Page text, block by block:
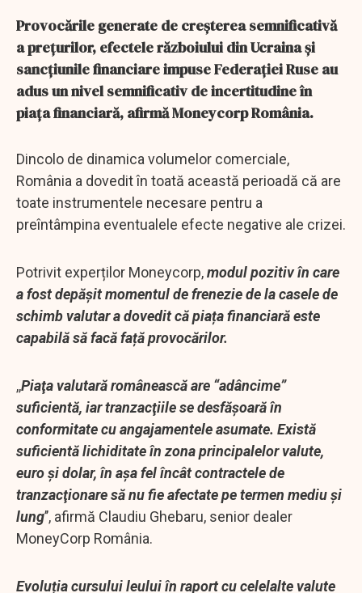
Provocările generate de creșterea semnificativă
a prețurilor, efectele războiului din Ucraina şi
sancţiunile financiare impuse Federaţiei Ruse au
adus un nivel semnificativ de incertitudine în
piața financiară, afirmă Moneycorp România.
Dincolo de dinamica volumelor comerciale,
România a dovedit în toată această perioadă că are
toate instrumentele necesare pentru a
preîntâmpina eventualele efecte negative ale crizei.
Potrivit experților Moneycorp,modul pozitiv în care
a fost depășit momentul de frenezie de la casele de
schimb valutar a dovedit că piața financiară este
capabilă să facă față provocărilor.
,,Piaţa valutară românească are “adâncime”
suficientă, iar tranzacţiile se desfăşoară în
conformitate cu angajamentele asumate. Există
suficientă lichiditate în zona principalelor valute,
euro şi dolar, în aşa fel încât contractele de
tranzacţionare să nu fie afectate pe termen mediu şi
lung’’, afirmă Claudiu Ghebaru, senior dealer
MoneyCorp România.
Evoluția cursului leului în raport cu celelalte valute